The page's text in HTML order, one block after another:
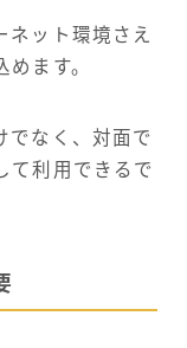
ネット環境さえ
ます。
でなく、対面で
て利用できるで